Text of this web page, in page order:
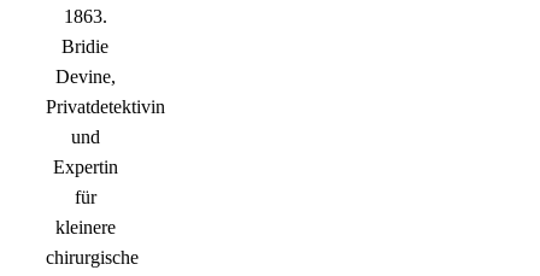
1863.
Bridie
Devine,
Privatdetektivin
und
Expertin
für
kleinere
chirurgische